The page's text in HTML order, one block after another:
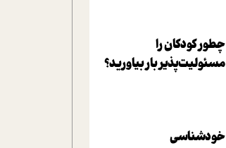
چطور کودکان را
مسئولیت‌پذیر بار بیاورید؟
خودشناسی